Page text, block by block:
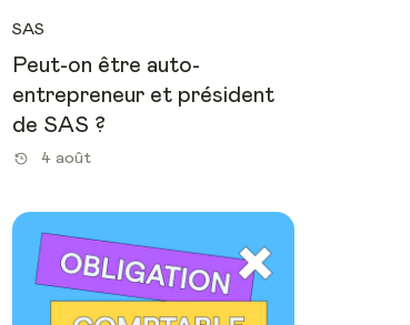
SAS
Peut-on être auto-
entrepreneur et président
de SAS ?
4 août